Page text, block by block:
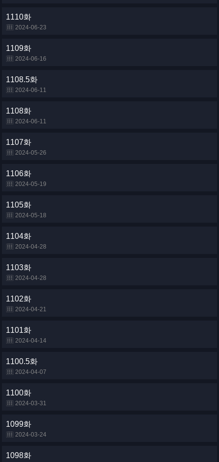
1110화
2024-06-23
1109화
2024-06-16
1108.5화
2024-06-11
1108화
2024-06-11
1107화
2024-05-26
1106화
2024-05-19
1105화
2024-05-18
1104화
2024-04-28
1103화
2024-04-28
1102화
2024-04-21
1101화
2024-04-14
1100.5화
2024-04-07
1100화
2024-03-31
1099화
2024-03-24
1098화